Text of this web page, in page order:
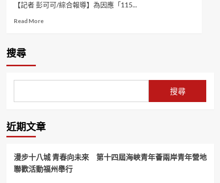
【記者 彭可可/綜合報導】為因應「115...
Read MoreRead
局
賄
座
防
派
搜尋
搜尋
近期文章
漫步十八城 青春向未來 第十四屆海峽青年薈兩岸青年營地
聯歡活動福州舉行